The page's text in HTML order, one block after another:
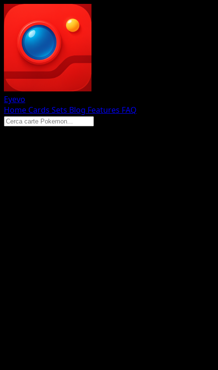
Eyevo
Home Cards Sets Blog Features FAQ